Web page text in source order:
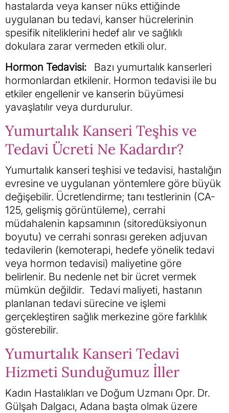
hastalarda veya kanser nüks ettiğinde
uygulanan bu tedavi, kanser hücrelerinin
spesifik niteliklerini hedef alır ve sağlıklı
dokulara zarar vermeden etkili olur.
Hormon Tedavisi: Bazı yumurtalık kanserleri
hormonlardan etkilenir. Hormon tedavisi ile bu
etkiler engellenir ve kanserin büyümesi
yavaşlatılır veya durdurulur.
Yumurtalık Kanseri Teşhis ve
Tedavi Ücreti Ne Kadardır?
Yumurtalık kanseri teşhisi ve tedavisi, hastalığın
evresine ve uygulanan yöntemlere göre büyük
değişebilir. Ücretlendirme; tanı testlerinin (CA-
125, gelişmiş görüntüleme), cerrahi
müdahalenin kapsamının (sitoredüksiyonun
boyutu) ve cerrahi sonrası gereken adjuvan
tedavilerin (kemoterapi, hedefe yönelik tedavi
veya hormon tedavisi) maliyetine göre
belirlenir. Bu nedenle net bir ücret vermek
mümkün değildir. Tedavi maliyeti, hastanın
planlanan tedavi sürecine ve işlemi
gerçekleştiren sağlık merkezine göre farklılık
gösterebilir.
Yumurtalık Kanseri Tedavi
Hizmeti Sunduğumuz İller
Kadın Hastalıkları ve Doğum Uzmanı Opr. Dr.
Gülşah Dalgacı, Adana başta olmak üzere